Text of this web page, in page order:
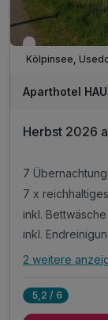
Wieder frei ab
Kölpinsee,
Aparthotel
Herbst 2026
7
7 x
inkl.
inkl.
Alle
2 weitere
5,2 / 6